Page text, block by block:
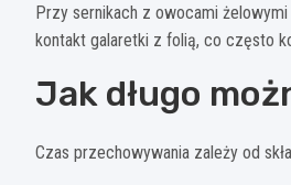
Przy sernikach z owocami
kontakt galaretki z folią, co często
Jak długo
Czas przechowywania zależy od